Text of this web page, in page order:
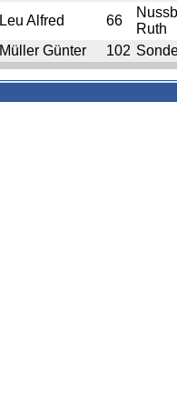
Leu Alfred 66
Ruth
Müller Günter
102